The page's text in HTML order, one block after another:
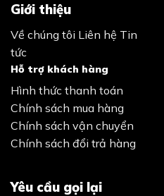
Giới thiệu
Về chúng tôi Liên hệ Tin
tức
Hỗ trợ khách hàng
Hình thức thanh toán
Chính sách mua hàng
Chính sách vận chuyển
Chính sách đổi trả hàng
Yêu cầu gọi lại